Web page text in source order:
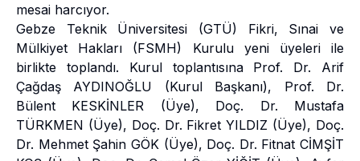
mesai harcıyor.
Gebze Teknik Üniversitesi (GTÜ) Fikri, Sınai ve
Mülkiyet Hakları (FSMH) Kurulu yeni üyeleri ile
birlikte toplandı. Kurul toplantısına Prof. Dr. Arif
Çağdaş AYDINOĞLU (Kurul Başkanı), Prof. Dr.
Bülent KESKİNLER (Üye), Doç. Dr. Mustafa
TÜRKMEN (Üye), Doç. Dr. Fikret YILDIZ (Üye), Doç.
Dr. Mehmet Şahin GÖK (Üye), Doç. Dr. Fitnat CİMŞİT